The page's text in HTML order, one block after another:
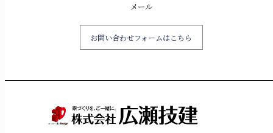
メール
お問い合わせフォームはこちら